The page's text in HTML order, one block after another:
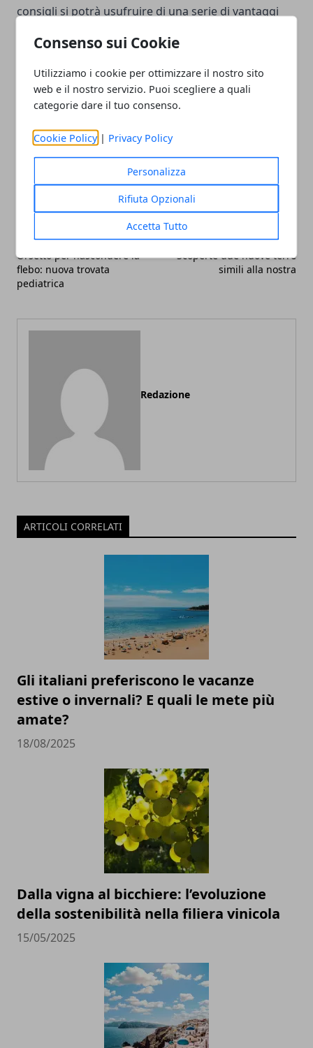
Consenso sui Cookie
Utilizziamo i cookie per ottimizzare il nostro sito
web e il nostro servizio. Puoi scegliere a quali
categorie dare il tuo consenso.
Cookie Policy | Privacy Policy
Personalizza
Rifiuta Opzionali
Accetta Tutto
consigli si potrà usufruire di una serie di vantaggi
ottimo hotel è sempre un piacere, ma se si può
anche risparmiare non è di certo un male.
Facebook
TwitterWhatsapp
Articolo Precedente
Orsetto per nascondere la
flebo: nuova trovata
pediatrica
Articolo Successivo
Scoperte due nuove terre
simili alla nostra
Redazione
ARTICOLI CORRELATI
Gli italiani preferiscono le vacanze
estive o invernali? E quali le mete più
amate?
18/08/2025
Dalla vigna al bicchiere: l’evoluzione
della sostenibilità nella filiera vinicola
15/05/2025